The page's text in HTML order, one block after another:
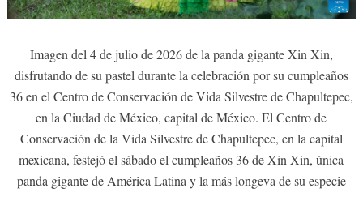
Imagen del 4 de julio de 2026 de la panda gigante Xin Xin,
disfrutando de su pastel durante la celebración por su cumpleaños
36 en el Centro de Conservación de Vida Silvestre de Chapultepec,
en la Ciudad de México, capital de México. El Centro de
Conservación de la Vida Silvestre de Chapultepec, en la capital
mexicana, festejó el sábado el cumpleaños 36 de Xin Xin, única
panda gigante de América Latina y la más longeva de su especie